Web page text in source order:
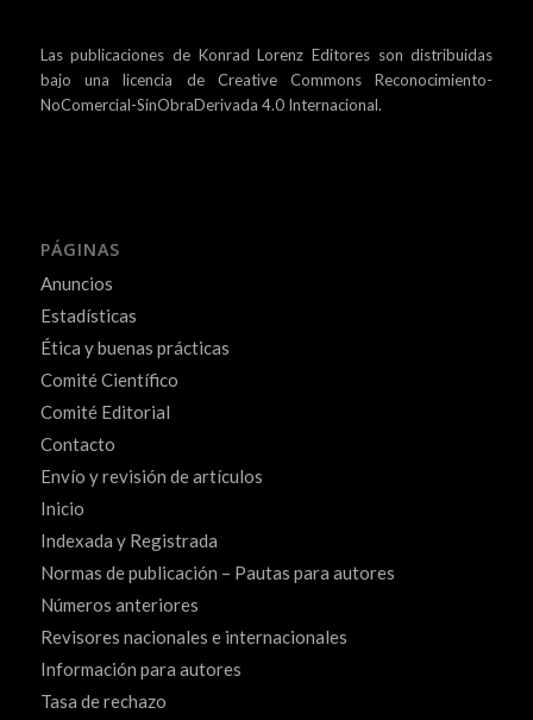
Las publicaciones de Konrad Lorenz Editores son distribuidas
bajo unalicencia de Creative Commons Reconocimiento-
NoComercial-SinObraDerivada 4.0 Internacional.
PÁGINAS
Anuncios
Estadísticas
Ética y buenas prácticas
Comité Científico
Comité Editorial
Contacto
Envío y revisión de artículos
Inicio
Indexada y Registrada
Normas de publicación – Pautas para autores
Números anteriores
Revisores nacionales e internacionales
Información para autores
Tasa de rechazo